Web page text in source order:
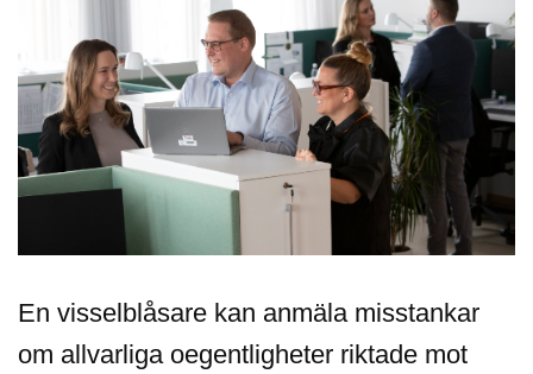
En visselblåsare kan anmäla misstankar
om allvarliga oegentligheter riktade mot